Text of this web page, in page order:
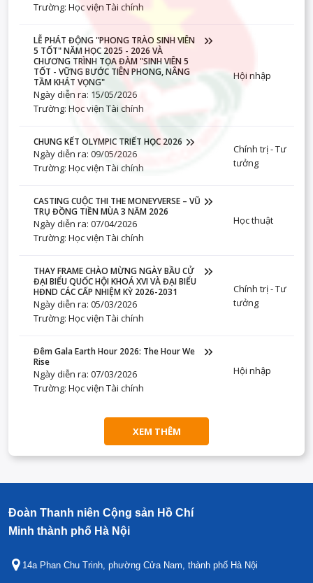
Trường: Học viện Tài chính
LỄ PHÁT ĐỘNG "PHONG TRÀO SINH VIÊN
5 TỐT" NĂM HỌC 2025 - 2026 VÀ
CHƯƠNG TRÌNH TỌA ĐÀM "SINH VIÊN 5
TỐT - VỮNG BƯỚC TIÊN PHONG, NÂNG
TẦM KHÁT VỌNG"
Ngày diễn ra: 15/05/2026
Trường: Học viện Tài chính
Hội nhập
CHUNG KẾT OLYMPIC TRIẾT HỌC 2026
Ngày diễn ra: 09/05/2026
Trường: Học viện Tài chính
Chính trị - Tư
tưởng
CASTING CUỘC THI THE MONEYVERSE – VŨ
TRỤ ĐỒNG TIỀN MÙA 3 NĂM 2026
Ngày diễn ra: 07/04/2026
Trường: Học viện Tài chính
Học thuật
THAY FRAME CHÀO MỪNG NGÀY BẦU CỬ
ĐẠI BIỂU QUỐC HỘI KHOÁ XVI VÀ ĐẠI BIỂU
HĐND CÁC CẤP NHIỆM KỲ 2026-2031
Ngày diễn ra: 05/03/2026
Trường: Học viện Tài chính
Chính trị - Tư
tưởng
Đêm Gala Earth Hour 2026: The Hour We
Rise
Ngày diễn ra: 07/03/2026
Trường: Học viện Tài chính
Hội nhập
XEM THÊM
Đoàn Thanh niên Cộng sản Hồ Chí
Minh thành phố Hà Nội
14a Phan Chu Trinh, phường Cửa Nam, thành phố Hà Nội